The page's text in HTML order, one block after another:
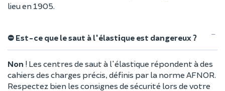
lieu en 1905.
⛔ Est-ce que le saut à l'élastique est dangereux ?
Non ! Les centres de saut à l'élastique répondent à des
cahiers des charges précis, définis par la norme AFNOR.
Respectez bien les consignes de sécurité lors de votre